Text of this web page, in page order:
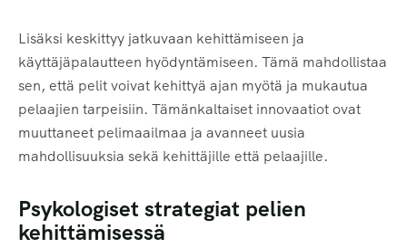
Lisäksi keskittyy jatkuvaan kehittämiseen ja
käyttäjäpalautteen hyödyntämiseen. Tämä mahdollistaa
sen, että pelit voivat kehittyä ajan myötä ja mukautua
pelaajien tarpeisiin. Tämänkaltaiset innovaatiot ovat
muuttaneet pelimaailmaa ja avanneet uusia
mahdollisuuksia sekä kehittäjille että pelaajille.
Psykologiset strategiat pelien
kehittämisessä